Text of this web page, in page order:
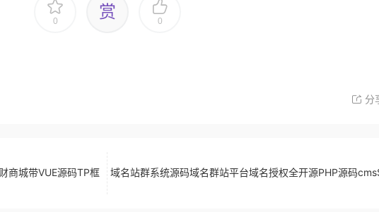
0 赏 0
分
商城带VUE源码TP框
域名站群系统源码域名群站平台域名授权全开源PHP源码